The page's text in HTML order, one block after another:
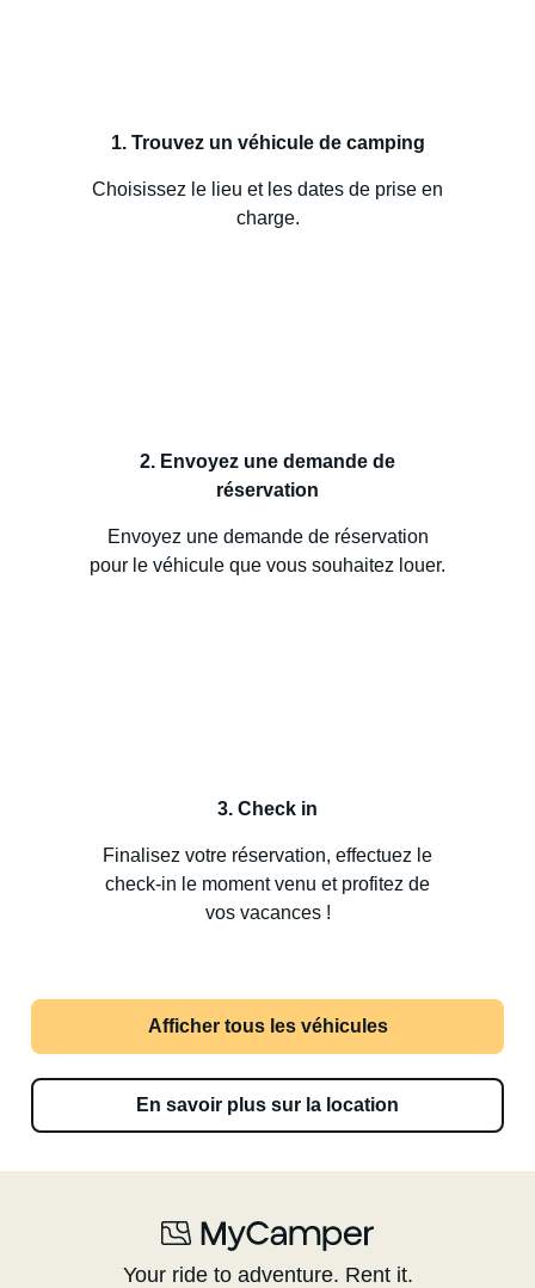
1. Trouvez un véhicule de camping
Choisissez le lieu et les dates de prise en
charge.
2. Envoyez une demande de
réservation
Envoyez une demande de réservation
pour le véhicule que vous souhaitez louer.
3. Check in
Finalisez votre réservation, effectuez le
check-in le moment venu et profitez de
vos vacances !
Afficher tous les véhicules
En savoir plus sur la location
Your ride to adventure. Rent it.